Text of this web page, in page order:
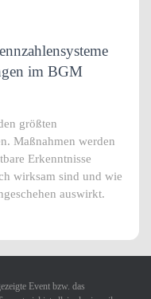
im BGM
größten
Maßnahmen werden
Erkenntnisse
wirksam sind und wie
auswirkt.
Event bzw. das